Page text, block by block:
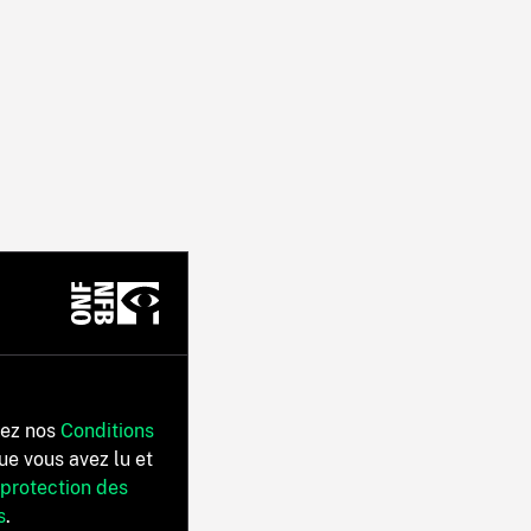
nos Conditions
vous avez lu et
des
.